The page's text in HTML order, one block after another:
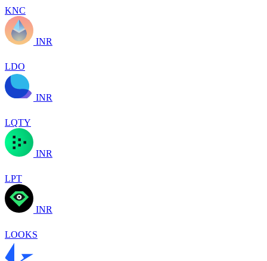
KNC
INR
LDO
INR
LQTY
INR
LPT
INR
LOOKS